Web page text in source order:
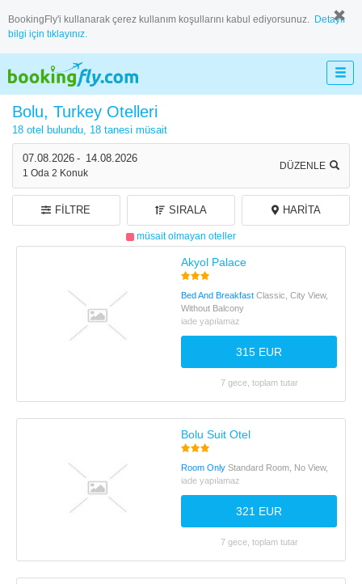
BookingFly'i kullanarak çerez kullanım koşullarını kabul ediyorsunuz. Detaylı
bilgi için tıklayınız.
07.08.2026 - 14.08.2026
1 Oda 2 Konuk
DÜZENLE
Bolu, Turkey Otelleri
18 otel bulundu, 18 tanesi müsait
müsait olmayan oteller
FILTRE SIRALA HARITA
Akyol Palace
Bed And Breakfast Classic, City View,
Without Balcony
iade yapılamaz
315 EUR
7 gece, toplam tutar
Bolu Suit Otel
Room Only Standard Room, No View,
iade yapılamaz
321 EUR
7 gece, toplam tutar